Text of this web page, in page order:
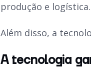
produção e logística.
Além disso, a
A tecnologia